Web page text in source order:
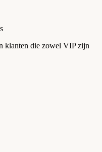
klanten die zowel VIP zijn